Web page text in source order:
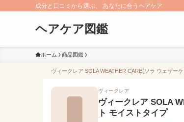
成分と口コミから選ぶ、 あなたに合うヘアケア
ヘアケア図鑑
ホーム 商品図鑑
ヴィークレア SOLA WEATHER CARE(ソラ ウェザー
ヴィークレア
ヴィークレア SOLA
ト モイストタイプ